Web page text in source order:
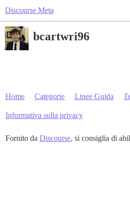
Discourse Meta
bcartwri96
Home Categorie Linee Guida
Informativa sulla privacy
Fornito da Discourse, si consiglia di